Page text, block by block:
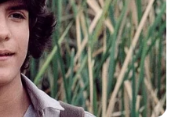
N° CHANCE